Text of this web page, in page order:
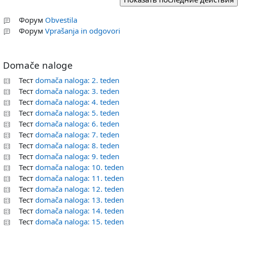
Форум Obvestila
Форум Vprašanja in odgovori
Domače naloge
Тест domača naloga: 2. teden
Тест domača naloga: 3. teden
Тест domača naloga: 4. teden
Тест domača naloga: 5. teden
Тест domača naloga: 6. teden
Тест domača naloga: 7. teden
Тест domača naloga: 8. teden
Тест domača naloga: 9. teden
Тест domača naloga: 10. teden
Тест domača naloga: 11. teden
Тест domača naloga: 12. teden
Тест domača naloga: 13. teden
Тест domača naloga: 14. teden
Тест domača naloga: 15. teden